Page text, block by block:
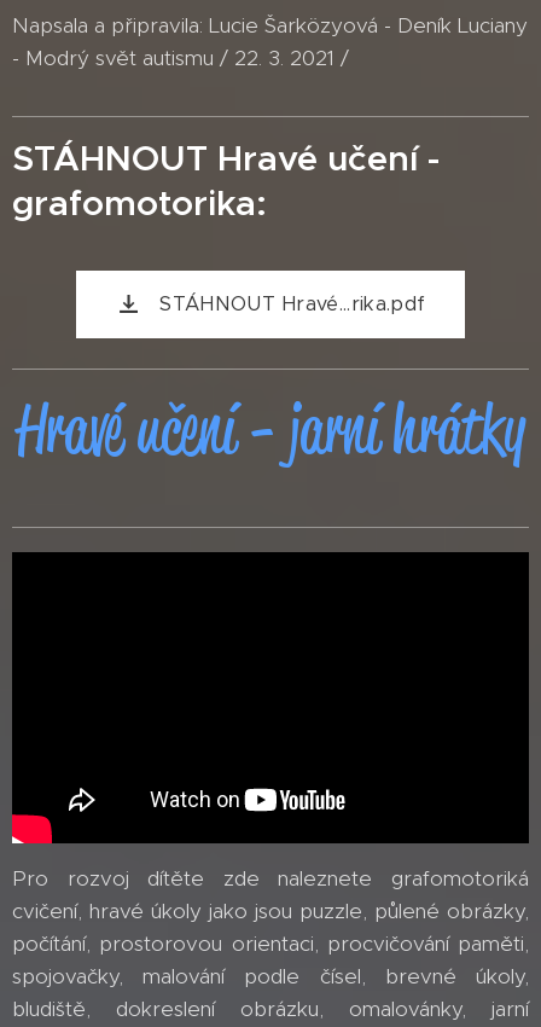
Napsala a připravila: Lucie Šarközyová - Deník Luciany
- Modrý svět autismu / 22. 3. 2021 /
STÁHNOUT Hravé učení -
grafomotorika:
STÁHNOUT Hravé...rika.pdf
Hravé učení - jarní hrátky
Pro rozvoj dítěte zde naleznete grafomotoriká
cvičení, hravé úkoly jako jsou puzzle, půlené obrázky,
počítání, prostorovou orientaci, procvičování paměti,
spojovačky, malování podle čísel, brevné úkoly,
bludiště, dokreslení obrázku, omalovánky, jarní